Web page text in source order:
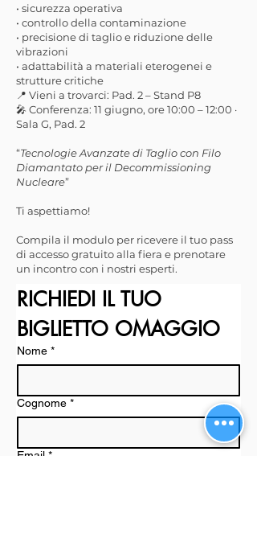
• sicurezza operativa
• controllo della contaminazione
• precisione di taglio e riduzione delle
vibrazioni
• adattabilità a materiali eterogenei e
strutture critiche
📍 Vieni a trovarci: Pad. 2 – Stand P8
🎤 Conferenza: 11 giugno, ore 10:00 – 12:00 ·
Sala G, Pad. 2
“Tecnologie Avanzate di Taglio con Filo
Diamantato per il Decommissioning
Nucleare”
Ti aspettiamo!
Compila il modulo per ricevere il tuo pass
di accesso gratuito alla fiera e prenotare
un incontro con i nostri esperti.
RICHIEDI IL TUO
BIGLIETTO OMAGGIO
Nome *
Cognome *
Email *